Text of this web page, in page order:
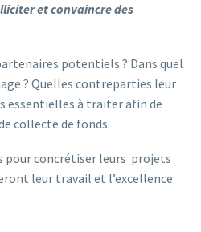
et convaincre des
potentiels ? Dans quel
? Quelles contreparties leur
essentielles à traiter afin de
collecte de fonds.
pour concrétiser leurs projets
leur travail et l’excellence